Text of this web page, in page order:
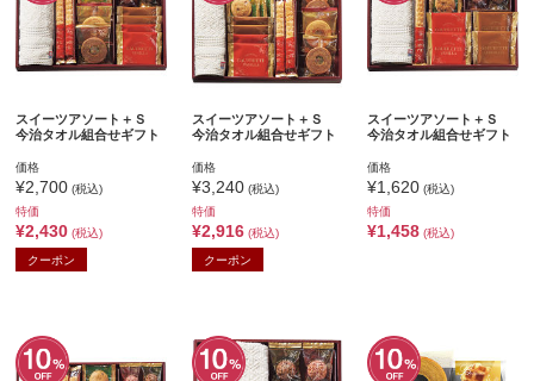
スイーツアソート＋Ｓ
今治タオル組合せギフト
価格
¥2,700 (税込)
特価
¥2,430 (税込)
クーポン
スイーツアソート＋Ｓ
今治タオル組合せギフト
価格
¥3,240(税込)
特価
¥2,916(税込)
クーポン
スイーツアソート＋Ｓ
今治タオル組合せギフト
価格
¥1,620 (税込)
特価
¥1,458 (税込)